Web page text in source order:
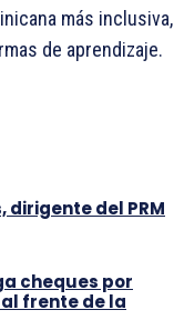
más inclusiva,
de aprendizaje.
del PRM
cheques por
frente de la